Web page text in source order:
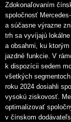
Zdokonaľovaním
spoločnosť
a súčasne výrazne
trh sa vyvíjajú
a obsahmi, ku
jazdné funkcie. V
k dispozícii sedem
všetkých
roku 2024 dosiahli
vysokú ziskovosť.
optimalizovať
v čínskom